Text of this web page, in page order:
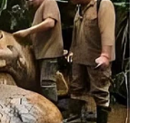
para continuar
as nossas